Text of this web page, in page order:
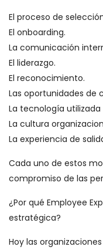
El proceso de
El onboarding.
La comunicación
El liderazgo.
El reconocimiento.
Las oportunidades de
La tecnología
La cultura
La experiencia de
Cada uno de estos
compromiso de las
¿Por qué Employee
estratégica?
Hoy las